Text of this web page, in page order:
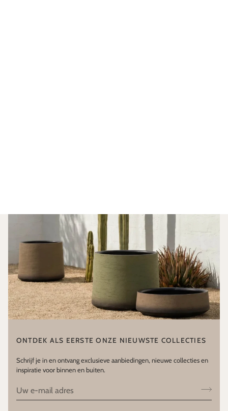
ONTDEK ALS EERSTE ONZE NIEUWSTE COLLECTIES
Schrijf je in en ontvang exclusieve aanbiedingen, nieuwe collecties en
inspiratie voor binnen en buiten.